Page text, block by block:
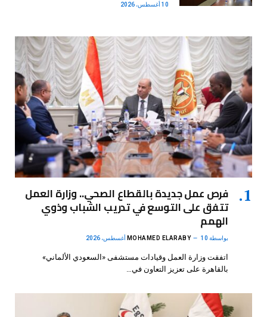
10 أغسطس، 2026
فرص عمل جديدة بالقطاع الصحي.. وزارة العمل
تتفق على التوسع في تدريب الشباب وذوي
الهمم
بواسطة MOHAMED ELARABY 10 أغسطس، 2026
اتفقت وزارة العمل وقيادات مستشفى «السعودي الألماني»
بالقاهرة على تعزيز التعاون في…